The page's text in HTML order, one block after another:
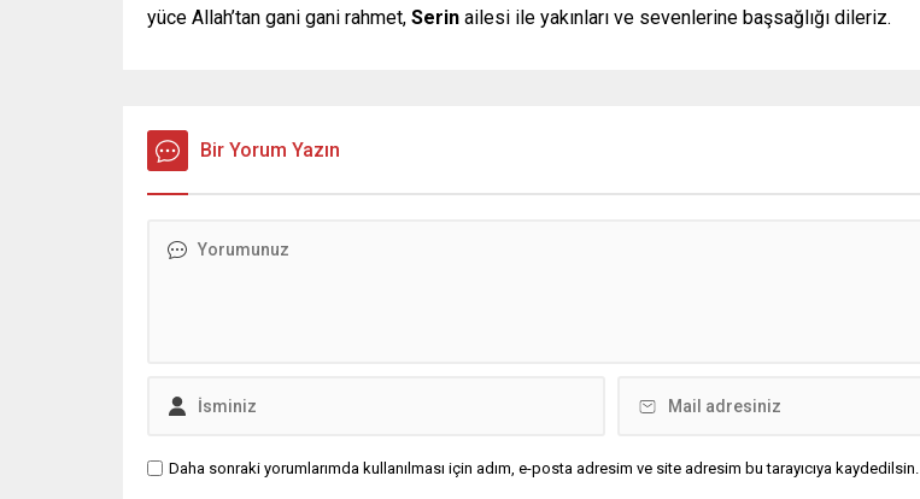
yüce Allah’tan gani gani rahmet, Serin ailesi ile yakınları ve sevenlerine başsağlığı dileriz.
Bir Yorum Yazın
Daha sonraki yorumlarımda kullanılması için adım, e-posta adresim ve site adresim bu tarayıcıya kaydedilsin.